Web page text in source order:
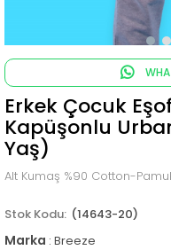
Erkek Çocuk
Kapüşonlu
Yaş)
Alt Kumaş %90 Cotton-
(14643-20)
Marka : Breeze